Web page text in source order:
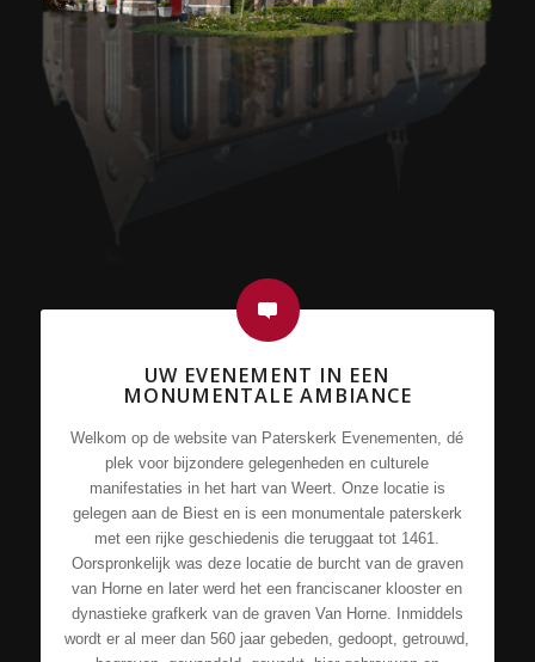
UW EVENEMENT IN EEN
MONUMENTALE AMBIANCE
Welkom op de website van Paterskerk Evenementen, dé
plek voor bijzondere gelegenheden en culturele
manifestaties in het hart van Weert. Onze locatie is
gelegen aan de Biest en is een monumentale paterskerk
met een rijke geschiedenis die teruggaat tot 1461.
Oorspronkelijk was deze locatie de burcht van de graven
van Horne en later werd het een franciscaner klooster en
dynastieke grafkerk van de graven Van Horne. Inmiddels
wordt er al meer dan 560 jaar gebeden, gedoopt, getrouwd,